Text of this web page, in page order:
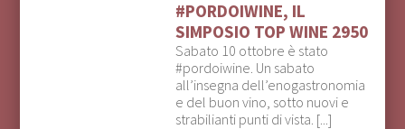
#PORDOIWINE, IL
SIMPOSIO TOP WINE 2950
Sabato 10 ottobre è stato
#pordoiwine. Un sabato
all’insegna dell’enogastronomia
e del buon vino, sotto nuovi e
strabilianti punti di vista. [...]